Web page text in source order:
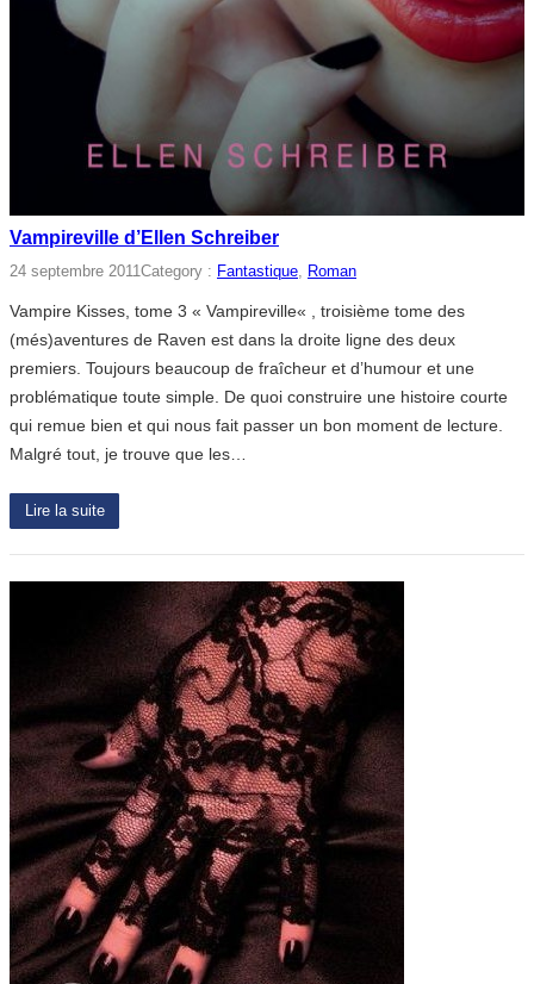
Vampireville d’Ellen Schreiber
24 septembre 2011 Category : Fantastique Roman
Vampire Kisses, tome 3 « Vampireville« , troisième tome des
(més)aventures de Raven est dans la droite ligne des deux
premiers. Toujours beaucoup de fraîcheur et d’humour et une
problématique toute simple. De quoi construire une histoire courte
qui remue bien et qui nous fait passer un bon moment de lecture.
Malgré tout, je trouve que les…
Lire la suite